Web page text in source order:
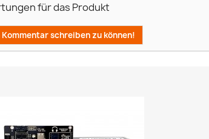
für das Produkt
schreiben zu können!